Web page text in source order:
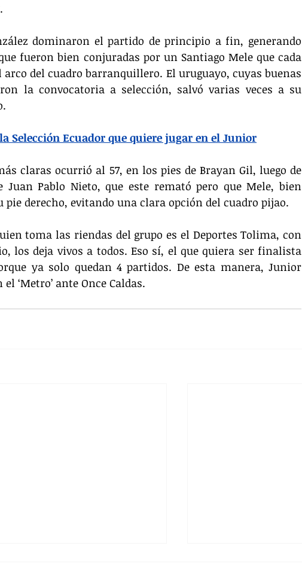
dominaron el partido de principio a fin, generando
fueron bien conjuradas por un Santiago Mele que cada
arco del cuadro barranquillero. El uruguayo, cuyas buenas
la convocatoria a selección, salvó varias veces a su
Selección Ecuador que quiere jugar en el Junior
claras ocurrió al 57, en los pies de Brayan Gil, luego de
Juan Pablo Nieto, que este remató pero que Mele, bien
pie derecho, evitando una clara opción del cuadro pijao.
toma las riendas del grupo es el Deportes Tolima, con
los deja vivos a todos. Eso sí, el que quiera ser finalista
ya solo quedan 4 partidos. De esta manera, Junior
‘Metro’ ante Once Caldas.